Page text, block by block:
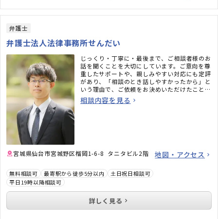
弁護士
弁護士法人法律事務所せんだい
じっくり・丁寧に・最後まで、ご相談者様のお
話を聞くことを大切にしています。ご意向を尊
重したサポートや、親しみやすい対応にも定評
があり、「相談のとき話しやすかったから」と
いう理由で、ご依頼をお決めいただけたことも
あります。上から目線で話すことは絶対にあり
ませんので、安心してご相談ください。
相談内容を見る
宮城県仙台市宮城野区榴岡1-6-8 タニタビル2階 地図・アクセス
無料相談可 最寄駅から徒歩5分以内
土日祝日相談可
平日19時以降相談可
詳しく見る